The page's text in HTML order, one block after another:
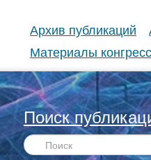
Архив публикаций
Материалы
Поиск